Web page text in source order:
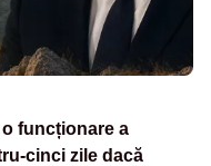
funcționare a
cinci zile dacă